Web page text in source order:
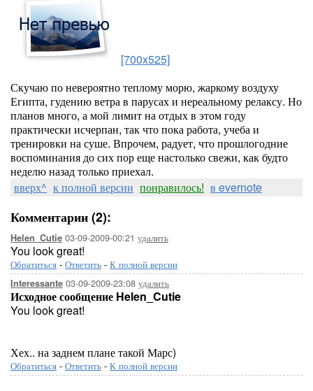
[700x525]
Скучаю по невероятно теплому морю, жаркому воздуху
Египта, гудению ветра в парусах и нереальному релаксу. Но
планов много, а мой лимит на отдых в этом году
практически исчерпан, так что пока работа, учеба и
тренировки на суше. Впрочем, радует, что прошлогодние
воспоминания до сих пор еще настолько свежи, как будто
неделю назад только приехал.
вверх^ к полной версии понравилось! в evernote
Комментарии (2):
Helen_Cutie 03-09-2009-00:21 удалить
You look great!
Обратиться - Ответить - К полной версии
Interessante 03-09-2009-23:08 удалить
Исходное сообщение Helen_Cutie
You look great!
Хех.. на заднем плане такой Марс)
Обратиться - Ответить - К полной версии